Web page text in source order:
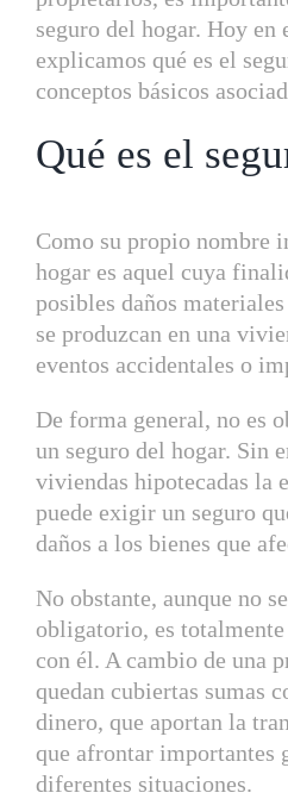
seguro del hogar. Hoy en
explicamos qué es el
conceptos básicos
Qué es el
Como su propio nombre
hogar es aquel cuya
posibles daños
se produzcan en una
eventos accidentales o
De forma general, no es
un seguro del hogar. Sin
viviendas hipotecadas la
puede exigir un seguro
daños a los bienes que
No obstante, aunque no
obligatorio, es
con él. A cambio de una
quedan cubiertas sumas
dinero, que aportan la
que afrontar importantes
diferentes situaciones.